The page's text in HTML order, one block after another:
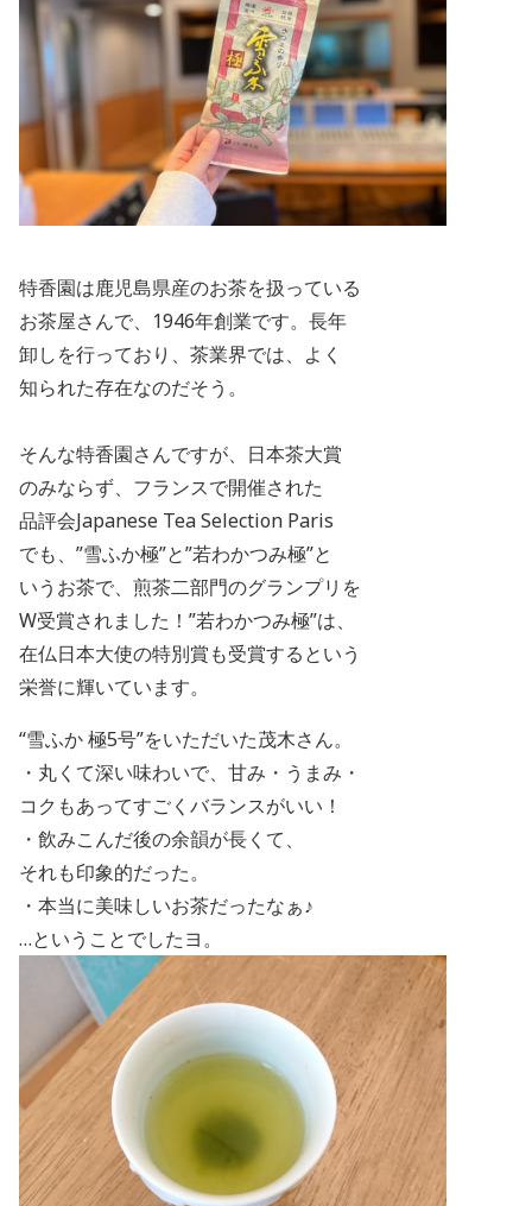
特香園は鹿児島県産のお茶を扱っている
お茶屋さんで、1946年創業です。長年
卸しを行っており、茶業界では、よく
知られた存在なのだそう。
そんな特香園さんですが、日本茶大賞
のみならず、フランスで開催された
品評会Japanese Tea Selection Paris
でも、”雪ふか極”と”若わかつみ極”と
いうお茶で、煎茶二部門のグランプリを
W受賞されました！”若わかつみ極”は、
在仏日本大使の特別賞も受賞するという
栄誉に輝いています。
“雪ふか 極5号”をいただいた茂木さん。
・丸くて深い味わいで、甘み・うまみ・
コクもあってすごくバランスがいい！
・飲みこんだ後の余韻が長くて、
それも印象的だった。
・本当に美味しいお茶だったなぁ♪
…ということでしたヨ。